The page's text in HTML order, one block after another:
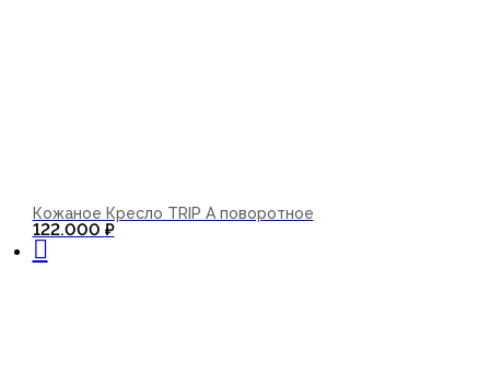
Кожаное Кресло TRIP А поворотное
122.000 ₽